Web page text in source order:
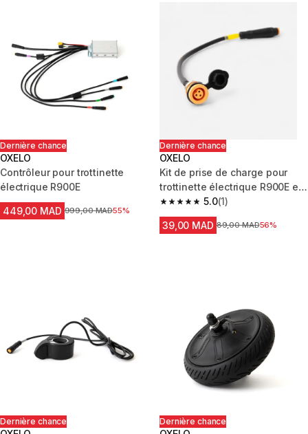
Dernière chance
OXELO
Contrôleur pour trottinette
électrique R900E
449,00 MAD Prix avant la réduction
999,00 MAD55%
Dernière chance
OXELO
Kit de prise de charge pour
trottinette électrique R900E et
R920E
5.0
5.0 out of 5 stars from 1
(1)
39,00 MAD Prix avant la réduction
89,00 MAD56%
Dernière chance Dernière chance